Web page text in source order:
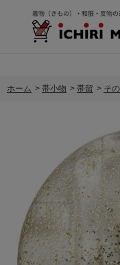
ホーム > 帯小物 > 帯留 > そ